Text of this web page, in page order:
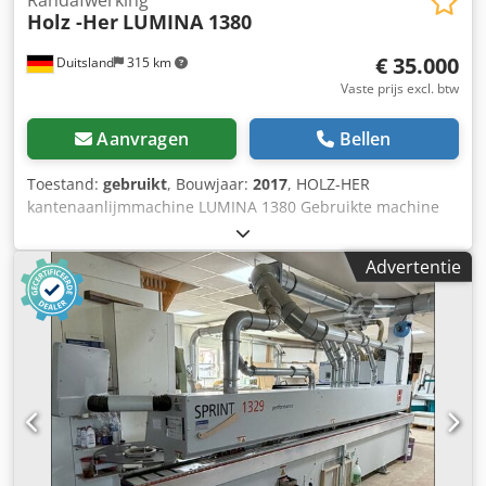
Duitsland 315 km
Holz -Her LUMINA 1380
€ 35.000
Vaste prijs excl. btw
Aanvragen Bellen
Toestand: gebruikt, Bouwjaar: 2017, HOLZ-HER
kantenaanlijmmachine LUMINA 1380 Gebruikte machine
Bouwjaar 2017 Staat: goed onderhouden Motorisch
verstelbare drukrollen Dikte van het kantmateriaal (rol): 0,4
- 3 mm Dikte van het kantmateriaal (strook): max. 3 mm
met aggregaat FF701 max. 8 mm zonder aggregaat FF701
max. 15 mm met gereedschapswisseling op het
multifunctionele freesaggregaat Kanthoogte: max. 65 mm
Dikte van het werkstuk: 8 - 60 mm Breedte van het
werkstuk: min. 60 mm Lengte van het werkstuk: min. 160
mm Aanvoersnelheid: traploos 10 - 18 m/min Besturing
Edge Control 19 met 18,5" touchscreen kleurenscherm 16:9
ECO-modus, energiebesparende modus Invoeraanslag,
1350 mm lang Motorisch verstelbare invoeraanslag
Advertentie